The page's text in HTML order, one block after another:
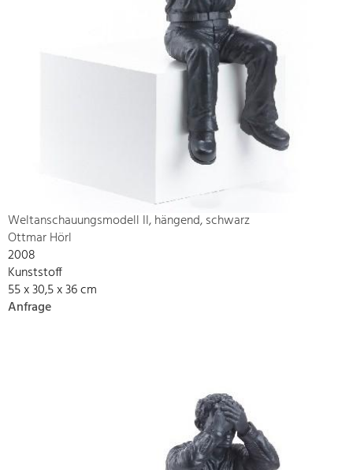
Weltanschauungsmodell II, hängend, schwarz
Ottmar Hörl
2008
Kunststoff
55 x 30,5 x 36 cm
Anfrage